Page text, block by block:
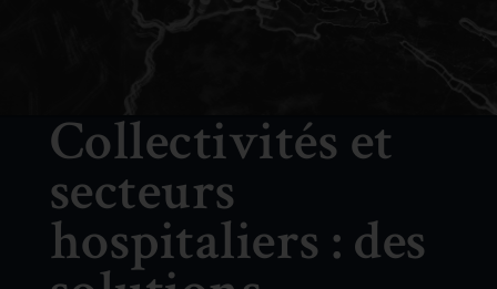
Collectivités et
secteurs
hospitaliers : des